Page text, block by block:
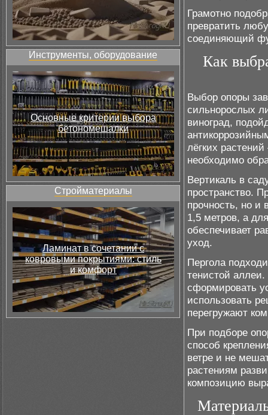
Инструменты, оборудование
Основные критерии выбора
бетономешалки
Стройматериалы
Ламинат в сочетании с
ковровыми покрытиями: стиль
и комфорт
Грамотно
превратить
соединяющий
Как
Выбор опоры
сильнорослых
виноград,
лёгких
необходимо
Вертикаль в
пространство.
прочность, но и
1,5 метров, а
обеспечивает
уход.
Пергола
тенистой
сформировать
использовать
перегружают
При подборе
способ
ветре и не
растениям
композицию